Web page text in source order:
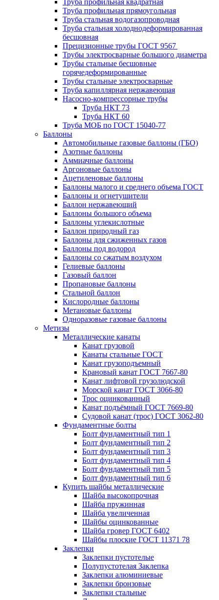
Труба профильная квадратная
Труба профильная прямоугольная
Труба стальная водогазопроводная
Труба стальная холоднодеформированная
бесшовная
Прецизионные трубы ГОСТ 9567
Трубы электросварные большого диаметра
Трубы стальные бесшовные
горячедеформированные
Трубы стальные электросварные
Труба капиллярная нержавеющая
Насосно-компрессорные трубы
Труба НКТ 73
Труба НКТ 60
Труба МОБ по ГОСТ 15040-77
Баллоны
Автомобильные газовые баллоны (ГБО)
Азотные баллоны
Аммиачные баллоны
Аргоновые баллоны
Ацетиленовые баллоны
Баллоны малого и среднего объема ГОСТ
Баллоны и огнетушители
Баллон нержавеющий
Баллоны большого объема
Баллоны углекислотные
Баллон природный газ
Баллоны для сжиженных газов
Баллоны под водород
Баллоны со сжатым воздухом
Гелиевые баллоны
Газовый баллон
Пропановые баллоны
Стальной баллон
Кислородные баллоны
Метановые баллоны
Одноразовые газовые баллоны
Метизы
Металлические канаты
Канат грузовой
Канаты стальные ГОСТ
Канат грузоподъемный
Крановый канат ГОСТ 7667-80
Канат лифтовой грузолюдской
Морской канат ГОСТ 3066-80
Трос оцинкованный
Канат подъёмный ГОСТ 7669-80
Судовой канат (трос) ГОСТ 3062-80
Фундаментные болты
Болт фундаментный тип 1
Болт фундаментный тип 2
Болт фундаментный тип 3
Болт фундаментный тип 4
Болт фундаментный тип 5
Болт фундаментный тип 6
Купить шайбы металлические
Шайба высокопрочная
Шайба пружинная
Шайба увеличенная
Шайбы оцинкованные
Шайба гровер ГОСТ 6402
Шайбы плоские ГОСТ 11371 78
Заклепки
Заклепки пустотелые
Полупустотелая Заклепка
Заклепки алюминиевые
Заклепки бронзовые
Заклепки стальные